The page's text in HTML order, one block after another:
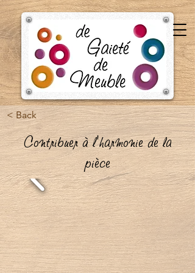
Contribuer à l'harmonie de la
pièce
< Back